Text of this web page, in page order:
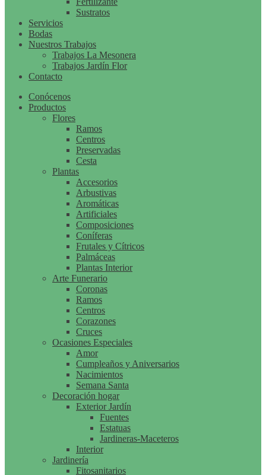
Sustratos
Servicios
Bodas
Nuestros Trabajos
Trabajos La Mesonera
Trabajos Jardín Flor
Contacto
Conócenos
Productos
Flores
Ramos
Centros
Preservadas
Cesta
Plantas
Accesorios
Arbustivas
Aromáticas
Artificiales
Composiciones
Coníferas
Frutales y Cítricos
Palmáceas
Plantas Interior
Arte Funerario
Coronas
Ramos
Centros
Corazones
Cruces
Ocasiones Especiales
Amor
Cumpleaños y Aniversarios
Nacimientos
Semana Santa
Decoración hogar
Exterior Jardín
Fuentes
Estatuas
Jardineras-Maceteros
Interior
Jardinería
Fitosanitarios